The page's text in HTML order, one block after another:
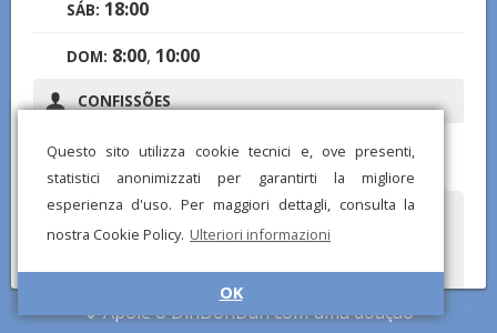
Questo sito utilizza cookie tecnici e, ove presenti,
statistici anonimizzati per garantirti la migliore
esperienza d'uso. Per maggiori dettagli, consulta la
nostra Cookie Policy. Ulteriori informazioni
OK
SÁB: 18:00
DOM: 8:00, 10:00
CONFISSÕES
SÁB: 17:00-18:00
relatório e corrigiremos o mais rápido possível!
Apoie o DinDonDan com uma doação